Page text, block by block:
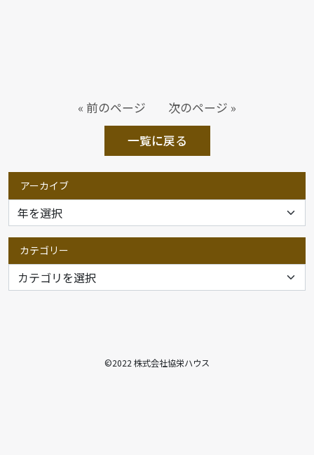
« 前のページ
一覧に戻る
次のページ »
アーカイブ
カテゴリー
©2022 株式会社協栄ハウス